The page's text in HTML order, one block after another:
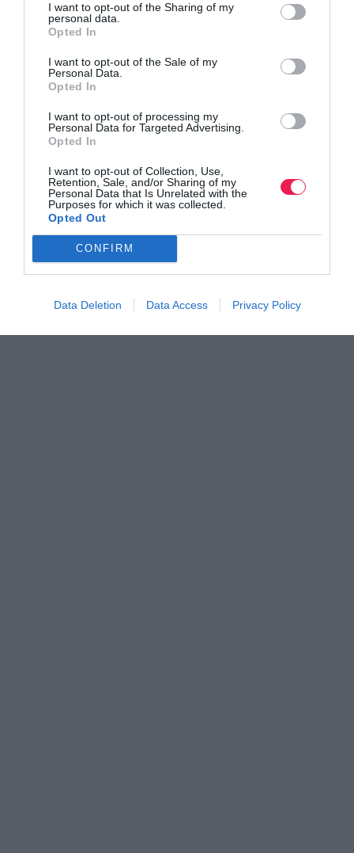
I want to opt-out of the Sharing of my
personal data.
Opted In
I want to opt-out of the Sale of my
Personal Data.
Opted In
I want to opt-out of processing my
Personal Data for Targeted Advertising.
Opted In
I want to opt-out of Collection, Use,
Retention, Sale, and/or Sharing of my
Personal Data that Is Unrelated with the
Purposes for which it was collected.
Opted Out
CONFIRM
Data Deletion Data Access Privacy Policy
18oς Διεθνής Ποσειδώνιος Ημιμαραθώνιος: Οι
εγγραφές ανο…
Δείτε περισσότερα